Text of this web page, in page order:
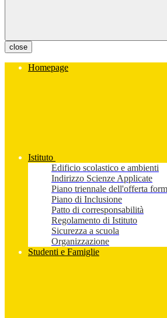
close
Homepage
Istituto
Edificio scolastico e ambienti
Indirizzo Scienze Applicate
Piano triennale dell'offerta
Piano di Inclusione
Patto di corresponsabilità
Regolamento di Istituto
Sicurezza a scuola
Organizzazione
Studenti e Famiglie